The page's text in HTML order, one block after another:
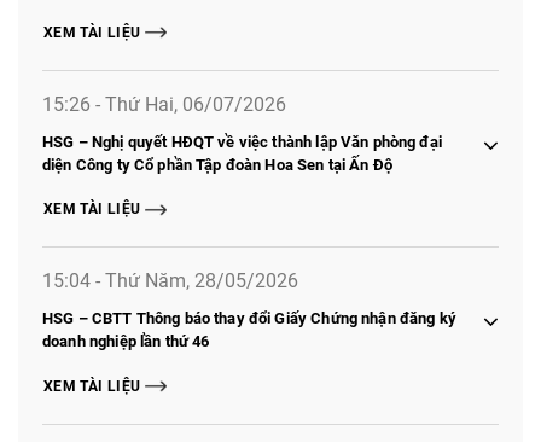
XEM TÀI LIỆU
15:26 - Thứ Hai, 06/07/2026
HSG – Nghị quyết HĐQT về việc thành lập Văn phòng đại
diện Công ty Cổ phần Tập đoàn Hoa Sen tại Ấn Độ
XEM TÀI LIỆU
15:04 - Thứ Năm, 28/05/2026
HSG – CBTT Thông báo thay đổi Giấy Chứng nhận đăng ký
doanh nghiệp lần thứ 46
XEM TÀI LIỆU